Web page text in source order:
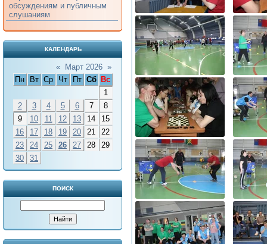
обсуждениям и публичным
слушаниям
КАЛЕНДАРЬ
« Март 2026 »
Пн
Вт Ср Чт Пт Сб
Вс
1
2
3 4 5 6 7
8
9
10 11 12 13 14
15
16
17 18 19 20 21
22
23
24 25 26 27 28
29
30
31
ПОИСК